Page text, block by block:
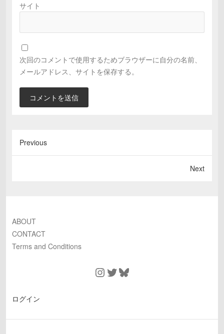
サイト
次回のコメントで使用するためブラウザーに自分の名前、
メールアドレス、サイトを保存する。
Previous
Next
ABOUT
CONTACT
Terms and Conditions
Instagram
TwitterBluesky
ログイン